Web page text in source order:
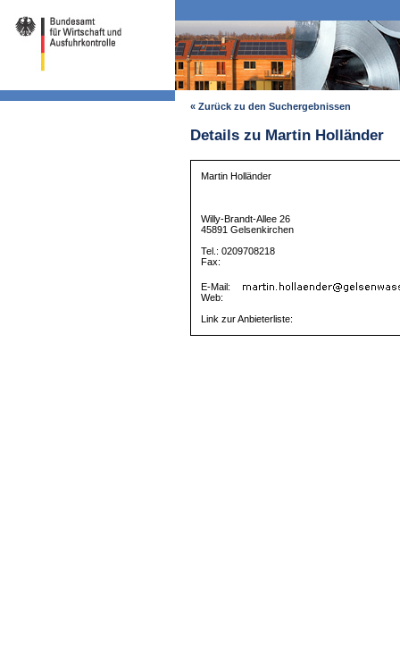
« Zurück zu den Suchergebnissen
Details zu Martin Holländer
Martin Holländer
Willy-Brandt-Allee 26
45891 Gelsenkirchen
Tel.: 0209708218
Fax:
E-Mail:
Web:
Link zur Anbieterliste: